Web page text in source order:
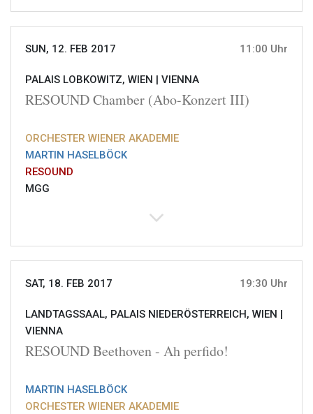
SUN, 12. FEB 2017 11:00 Uhr
PALAIS LOBKOWITZ, WIEN | VIENNA
RESOUND Chamber (Abo-Konzert III)
ORCHESTER WIENER AKADEMIE
MARTIN HASELBÖCK
RESOUND
MGG
SAT, 18. FEB 2017 19:30 Uhr
LANDTAGSSAAL, PALAIS NIEDERÖSTERREICH, WIEN |
VIENNA
RESOUND Beethoven - Ah perfido!
MARTIN HASELBÖCK
ORCHESTER WIENER AKADEMIE